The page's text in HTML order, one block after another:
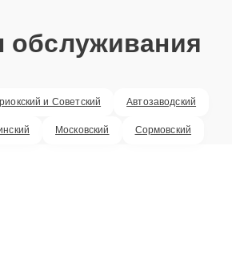
обслуживания
и Советский Автозаводский
Московский Сормовский